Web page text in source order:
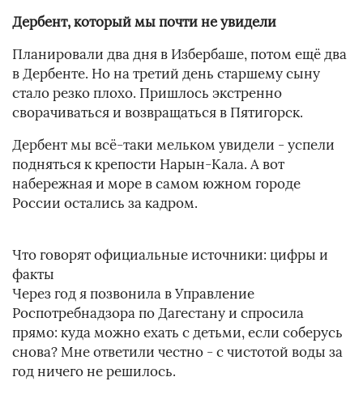
Дербент, который мы почти не увидели
Планировали два дня в Избербаше, потом ещё два
в Дербенте. Но на третий день старшему сыну
стало резко плохо. Пришлось экстренно
сворачиваться и возвращаться в Пятигорск.
Дербент мы всё-таки мельком увидели - успели
подняться к крепости Нарын-Кала. А вот
набережная и море в самом южном городе
России остались за кадром.
Что говорят официальные источники: цифры и
факты
Через год я позвонила в Управление
Роспотребнадзора по Дагестану и спросила
прямо: куда можно ехать с детьми, если соберусь
снова? Мне ответили честно - с чистотой воды за
год ничего не решилось.